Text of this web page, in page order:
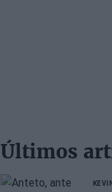
Últimos